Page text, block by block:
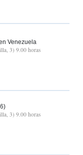
Venezuela
3) 9.00 horas
3) 9.00 horas